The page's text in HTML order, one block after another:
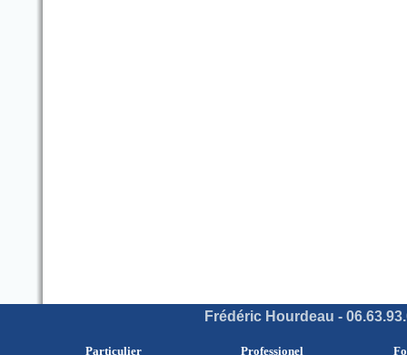
Frédéric Hourdeau -
Particulier Professionel